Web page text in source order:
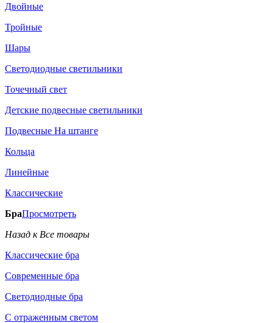
Двойные
Тройные
Шары
Светодиодные светильники
Точечный свет
Детские подвесные светильники
Подвесные На штанге
Кольца
Линейные
Классические
БраПросмотреть
Назад к Все товары
Классические бра
Современные бра
Светодиодные бра
С отраженным светом